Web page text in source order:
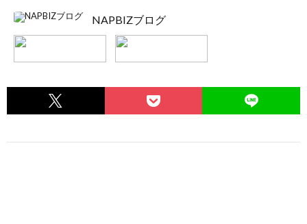
NAPBIZブログ